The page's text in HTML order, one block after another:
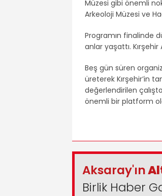
Müzesi gibi önemli
Arkeoloji Müzesi ve
Programın finalinde
anlar yaşattı.
Beş gün süren
üreterek Kırşehir’in
değerlendirilen
önemli bir platform
Aksaray'ın
Birlik Haber